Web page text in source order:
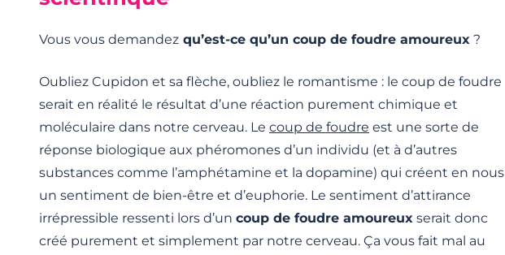
Vous vous demandez qu’est-ce qu’un coup de foudre amoureux ?
Oubliez Cupidon et sa flèche, oubliez le romantisme : le coup de foudre
serait en réalité le résultat d’une réaction purement chimique et
moléculaire dans notre cerveau. Le coup de foudre est une sorte de
réponse biologique aux phéromones d’un individu (et à d’autres
substances comme l’amphétamine et la dopamine) qui créent en nous
un sentiment de bien-être et d’euphorie. Le sentiment d’attirance
irrépressible ressenti lors d’un coup de foudre amoureux serait donc
créé purement et simplement par notre cerveau. Ça vous fait mal au